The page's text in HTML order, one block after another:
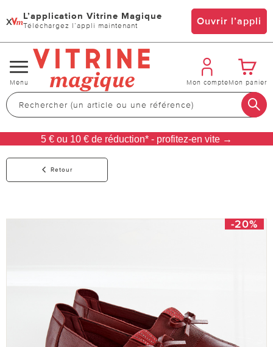
x L’application Vitrine Magique
Téléchargez l’appli maintenant Ouvrir l’appli
Changer
de
navigation
Menu Mon compteMon panier
5 € ou 10 € de réduction* - profitez-en vite →
Retour
-20%